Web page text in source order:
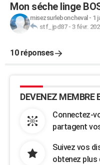
Mon séche linge
misezsurleboncheval - 1
stf_jpd87- 3 févr.
10 réponses
DEVENEZ MEMBRE
Connectez-
partagent
Suivez vos
obtenez plus